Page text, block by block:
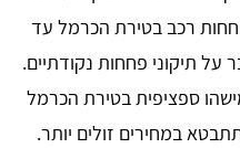
רכב בטירת הכרמל עד
תיקוני פחחות נקודתיים.
ספציפית בטירת הכרמל
במחירים זולים יותר.